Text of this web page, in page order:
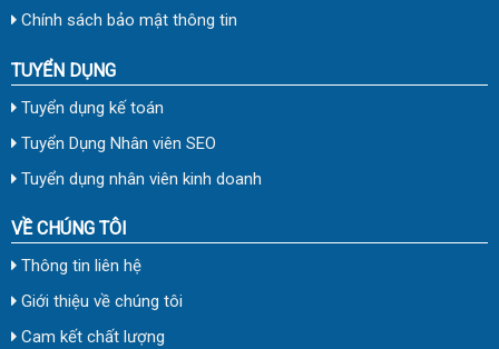
Chính sách bảo mật thông tin
TUYỂN DỤNG
Tuyển dụng kế toán
Tuyển Dụng Nhân viên SEO
Tuyển dụng nhân viên kinh doanh
VỀ CHÚNG TÔI
Thông tin liên hệ
Giới thiệu về chúng tôi
Cam kết chất lượng